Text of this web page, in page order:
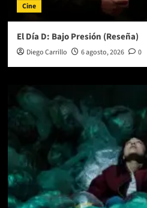
Cine
El Día D: Bajo Presión (Reseña)
Diego Carrillo 6 agosto, 2026 0